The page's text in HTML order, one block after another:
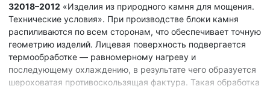
32018–2012 «Изделия из природного камня для мощения.
Технические условия». При производстве блоки камня
распиливаются по всем сторонам, что обеспечивает точную
геометрию изделий. Лицевая поверхность подвергается
термообработке — равномерному нагреву и
последующему охлаждению, в результате чего образуется
шероховатая противоскользящая фактура. Такая обработка